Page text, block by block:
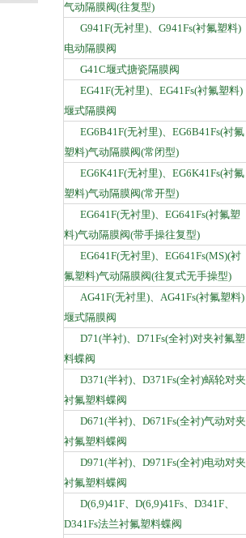
气动隔膜阀(往复型)
G941F(无衬里)、G941Fs(衬氟塑料)
电动隔膜阀
G41C堰式搪瓷隔膜阀
EG41F(无衬里)、EG41Fs(衬氟塑料)
堰式隔膜阀
EG6B41F(无衬里)、EG6B41Fs(衬氟
塑料)气动隔膜阀(常闭型)
EG6K41F(无衬里)、EG6K41Fs(衬氟
塑料)气动隔膜阀(常开型)
EG641F(无衬里)、EG641Fs(衬氟塑
料)气动隔膜阀(带手操往复型)
EG641F(无衬里)、EG641Fs(MS)(衬
氟塑料)气动隔膜阀(往复式无手操型)
AG41F(无衬里)、AG41Fs(衬氟塑料)
堰式隔膜阀
D71(半衬)、D71Fs(全衬)对夹衬氟塑
料蝶阀
D371(半衬)、D371Fs(全衬)蜗轮对夹
衬氟塑料蝶阀
D671(半衬)、D671Fs(全衬)气动对夹
衬氟塑料蝶阀
D971(半衬)、D971Fs(全衬)电动对夹
衬氟塑料蝶阀
D(6,9)41F、D(6,9)41Fs、D341F、
D341Fs法兰衬氟塑料蝶阀